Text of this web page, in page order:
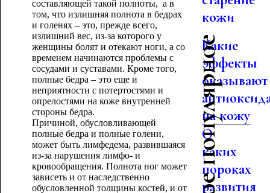
составляющей такой полноты, а в
том, что излишняя полнота в бедрах
и голенях – это, прежде всего,
излишний вес, из-за которого у
женщины болят и отекают ноги, а со
временем начинаются проблемы с
сосудами и суставами. Кроме того,
полные бедра – это еще и
неприятности с потертостями и
опрелостями на коже внутренней
стороны бедра.
Причиной, обусловливающей
полные бедра и полные голени,
может быть лимфедема, развившаяся
из-за нарушения лимфо- и
кровообращения. Полнота ног может
зависеть и от наследственно
обусловленной толщины костей, и от
кожи
Самое популярное
Какие
эффекты
оказывают
на кожу
О
каких
пороках
развития